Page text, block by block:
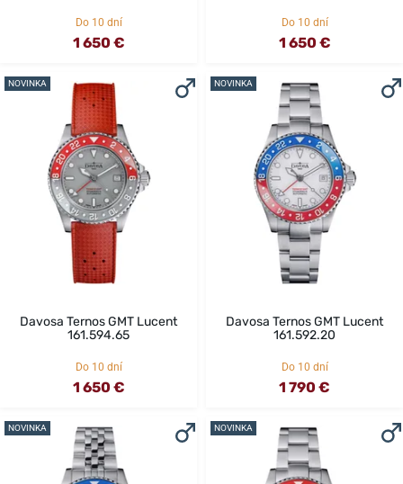
Do 10 dní
1 650 €
Do 10 dní
1 650 €
NOVINKA
Davosa Ternos GMT Lucent
161.594.65
Do 10 dní
1 650 €
NOVINKA
Davosa Ternos GMT Lucent
161.592.20
Do 10 dní
1 790 €
NOVINKA NOVINKA